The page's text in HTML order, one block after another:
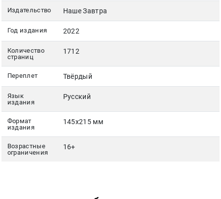
Издательство Наше Завтра
Год издания 2022
Количество
страниц
1712
Переплет Твёрдый
Язык
издания
Русский
Формат
издания
145x215 мм
Возрастные
ограничения
16+